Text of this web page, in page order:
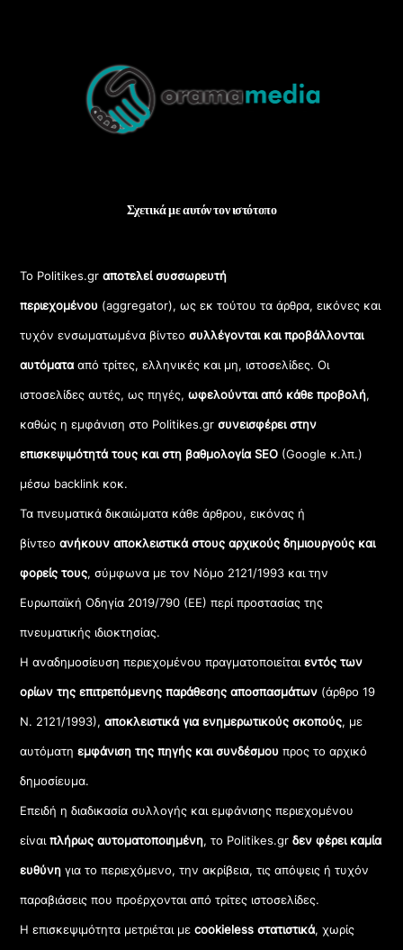
Top
Σχετικά με αυτόν τον ιστότοπο
Το Politikes.grαποτελεί συσσωρευτή
περιεχομένου (aggregator), ως εκ τούτου τα άρθρα, εικόνες και
τυχόν ενσωματωμένα βίντεοσυλλέγονται και προβάλλονται
αυτόματααπό τρίτες, ελληνικές και μη, ιστοσελίδες. Οι
ιστοσελίδες αυτές, ως πηγές,ωφελούνται από κάθε προβολή,
καθώς η εμφάνιση στο Politikes.gr συνεισφέρει στην
επισκεψιμότητά τους και στη βαθμολογία SEO (Google κ.λπ.)
μέσω backlink κοκ.
Τα πνευματικά δικαιώματα κάθε άρθρου, εικόνας ή
βίντεοανήκουν αποκλειστικά στους αρχικούς δημιουργούς και
φορείς τους, σύμφωνα με τον Νόμο 2121/1993 και την
Ευρωπαϊκή Οδηγία 2019/790 (ΕΕ) περί προστασίας της
πνευματικής ιδιοκτησίας.
Η αναδημοσίευση περιεχομένου πραγματοποιείταιεντός των
ορίων της επιτρεπόμενης παράθεσης αποσπασμάτων (άρθρο 19
Ν. 2121/1993), αποκλειστικά για ενημερωτικούς σκοπούς, με
αυτόματηεμφάνιση της πηγής και συνδέσμου προς το αρχικό
δημοσίευμα.
Επειδή η διαδικασία συλλογής και εμφάνισης περιεχομένου
είναιπλήρως αυτοματοποιημένη, το Politikes.grδεν φέρει καμία
ευθύνη για το περιεχόμενο, την ακρίβεια, τις απόψεις ή τυχόν
παραβιάσεις που προέρχονται από τρίτες ιστοσελίδες.
Η επισκεψιμότητα μετριέται μεcookieless στατιστικά, χωρίς